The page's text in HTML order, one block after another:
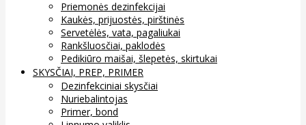
Priemonės dezinfekcijai
Kaukės, prijuostės, pirštinės
Servetėlės, vata, pagaliukai
Rankšluosčiai, paklodės
Pedikiūro maišai, šlepetės, skirtukai
SKYSČIAI, PREP, PRIMER
Dezinfekciniai skysčiai
Nuriebalintojas
Primer, bond